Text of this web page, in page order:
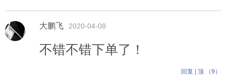
大鹏飞 2020-04-08
不错不错下单了！
回复 | 顶 （9 ）